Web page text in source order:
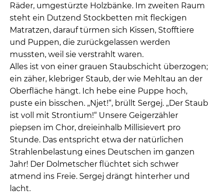
Räder, umgestürzte Holzbänke. Im zweiten Raum
steht ein Dutzend Stockbetten mit fleckigen
Matratzen, darauf türmen sich Kissen, Stofftiere
und Puppen, die zurückgelassen werden
mussten, weil sie verstrahlt waren.
Alles ist von einer grauen Staubschicht überzogen;
ein zäher, klebriger Staub, der wie Mehltau an der
Oberfläche hängt. Ich hebe eine Puppe hoch,
puste ein bisschen. „Njet!“, brüllt Sergej. „Der Staub
ist voll mit Strontium!“ Unsere Geigerzähler
piepsen im Chor, dreieinhalb Millisievert pro
Stunde. Das entspricht etwa der natürlichen
Strahlenbelastung eines Deutschen im ganzen
Jahr! Der Dolmetscher flüchtet sich schwer
atmend ins Freie. Sergej drängt hinterher und
lacht.